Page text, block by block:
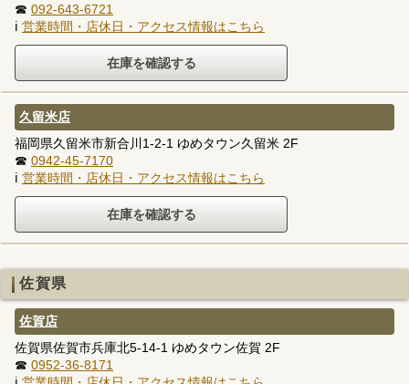
☎ 092-643-6721
ℹ 営業時間・店休日・アクセス情報はこちら
久留米店
福岡県久留米市新合川1-2-1 ゆめタウン久留米 2F
☎ 0942-45-7170
ℹ 営業時間・店休日・アクセス情報はこちら
佐賀県
佐賀店
佐賀県佐賀市兵庫北5-14-1 ゆめタウン佐賀 2F
☎ 0952-36-8171